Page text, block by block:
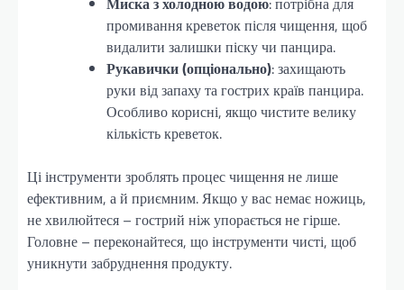
промивання креветок після чищення, щоб
видалити залишки піску чи панцира.
Рукавички (опціонально): захищають
руки від запаху та гострих країв панцира.
Особливо корисні, якщо чистите велику
кількість креветок.
Ці інструменти зроблять процес чищення не лише
ефективним, а й приємним. Якщо у вас немає ножиць,
не хвилюйтеся – гострий ніж упорається не гірше.
Головне – переконайтеся, що інструменти чисті, щоб
уникнути забруднення продукту.